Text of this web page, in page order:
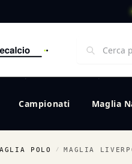
Campionati Maglia
POLO / MAGLIA